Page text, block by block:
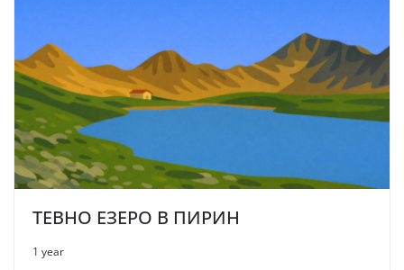
ТЕВНО ЕЗЕРО В ПИРИН
1 year